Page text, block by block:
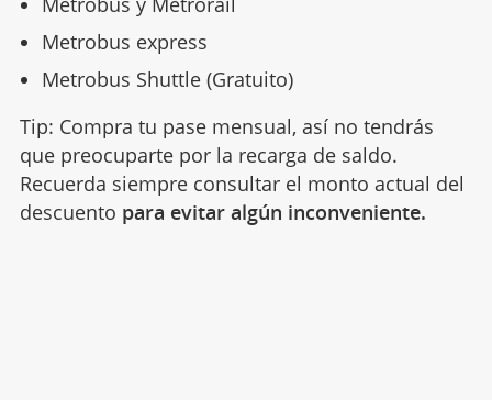
Metrobus express
Metrobus Shuttle (Gratuito)
Tip: Compra tu pase mensual, así no tendrás
que preocuparte por la recarga de saldo.
Recuerda siempre consultar el monto actual del
descuento para evitar algún inconveniente.